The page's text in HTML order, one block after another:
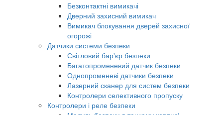
Безконтактні вимикачі
Дверний захисний вимикач
Вимикач блокування дверей захисної
огорожі
Датчики системи безпеки
Світловий бар'єр безпеки
Багатопроменевий датчик безпеки
Однопроменеві датчики безпеки
Лазерний сканер для систем безпеки
Контролери селективного пропуску
Контролери і реле безпеки